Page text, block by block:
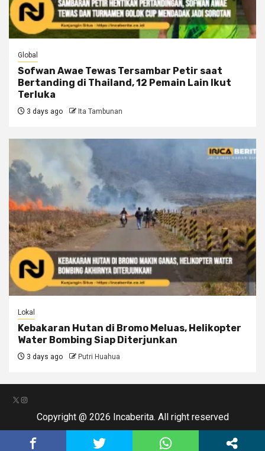
Global
Sofwan Awae Tewas Tersambar Petir saat
Bertanding di Thailand, 12 Pemain Lain Ikut
Terluka
3 days ago Ita Tambunan
Lokal
Kebakaran Hutan di Bromo Meluas, Helikopter
Water Bombing Siap Diterjunkan
3 days ago Putri Huahua
X Instagram
Copyright @ 2026 Incaberita. All right reserved